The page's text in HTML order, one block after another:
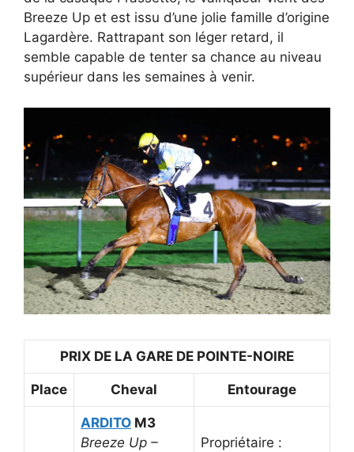
Breeze Up et est issu d’une jolie famille d’origine
Lagardère. Rattrapant son léger retard, il
semble capable de tenter sa chance au niveau
supérieur dans les semaines à venir.
PRIX DE LA GARE DE POINTE-NOIRE
Place Cheval Entourage
ARDITO M3
Breeze Up –
Propriétaire :